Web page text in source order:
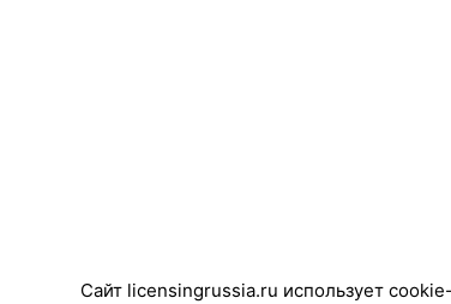
Сайт licensingrussia.ru использует